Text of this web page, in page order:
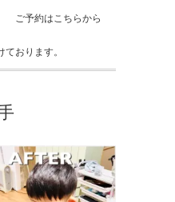
ご予約はこちらから
おります。